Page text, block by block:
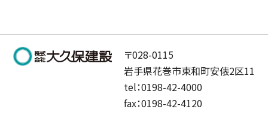
〒028-0115
岩手県花巻市東和町安俵2区11
tel：0198-42-4000
fax：0198-42-4120